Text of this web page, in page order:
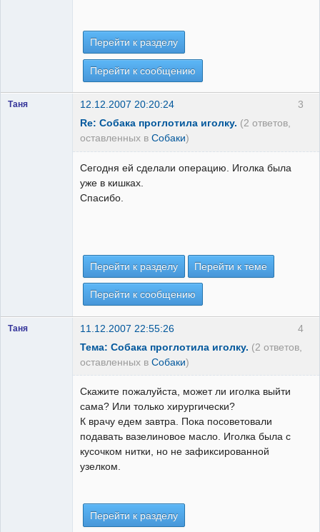
Перейти к разделу
Перейти к сообщению
3
Таня
12.12.2007 20:20:24
Re: Собака проглотила иголку. (2 ответов,
оставленных в Собаки)
Сегодня ей сделали операцию. Иголка была
уже в кишках.
Спасибо.
Перейти к разделу Перейти к теме
Перейти к сообщению
4
Таня
11.12.2007 22:55:26
Тема: Собака проглотила иголку. (2 ответов,
оставленных в Собаки)
Скажите пожалуйста, может ли иголка выйти
сама? Или только хирургически?
К врачу едем завтра. Пока посоветовали
подавать вазелиновое масло. Иголка была с
кусочком нитки, но не зафиксированной
узелком.
Перейти к разделу